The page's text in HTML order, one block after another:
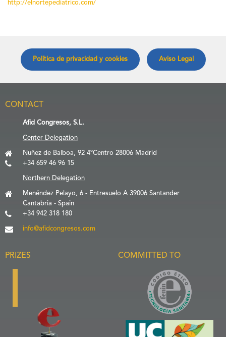
http://elnortepediatrico.com/
Política de privacidad y cookies Aviso Legal
CONTACT
Afid Congresos, S.L.
Center Delegation
Nuñez de Balboa, 92 4ºCentro 28006 Madrid
+34 659 46 96 15
Northern Delegation
Menéndez Pelayo, 6 - Entresuelo A 39006 Santander
Cantabria - Spain
+34 942 318 180
info@afidcongresos.com
PRIZES COMMITTED TO